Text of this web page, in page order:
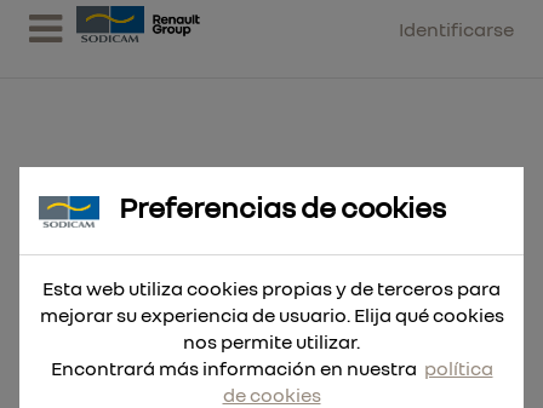
Identificarse
Conjunto centralizador para
SIC36
Preferencias de cookies
Esta web utiliza cookies propias y de terceros para
mejorar su experiencia de usuario. Elija qué cookies
nos permite utilizar.
Encontrará más información en nuestra política
de cookies